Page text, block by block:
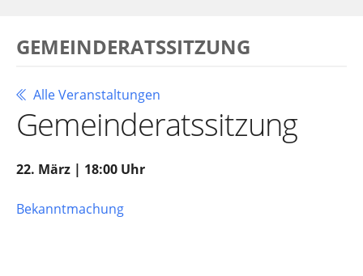
GEMEINDERATSSITZUNG
Alle Veranstaltungen
Gemeinderatssitzung
22. März | 18:00 Uhr
Bekanntmachung